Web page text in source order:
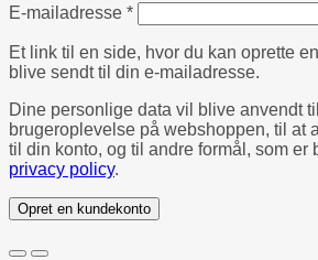
E-mailadresse *Påkrævet
Et link til en side, hvor du kan oprette
blive sendt til din e-mailadresse.
Dine personlige data vil blive anvendt
brugeroplevelse på webshoppen, til at
til din konto, og til andre formål, som er
privacy policy.
Opret en kundekonto